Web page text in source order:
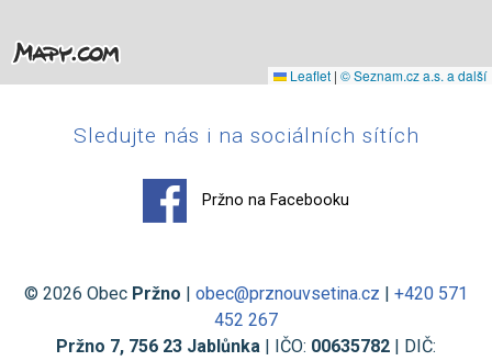
Leaflet | © Seznam.cz a.s. a další
Sledujte nás i na sociálních sítích
Pržno na Facebooku
© 2026 Obec Pržno obec@prznouvsetina.cz
+420 571
452 267
Pržno 7, 756 23 Jablůnka | IČO: 00635782 | DIČ: